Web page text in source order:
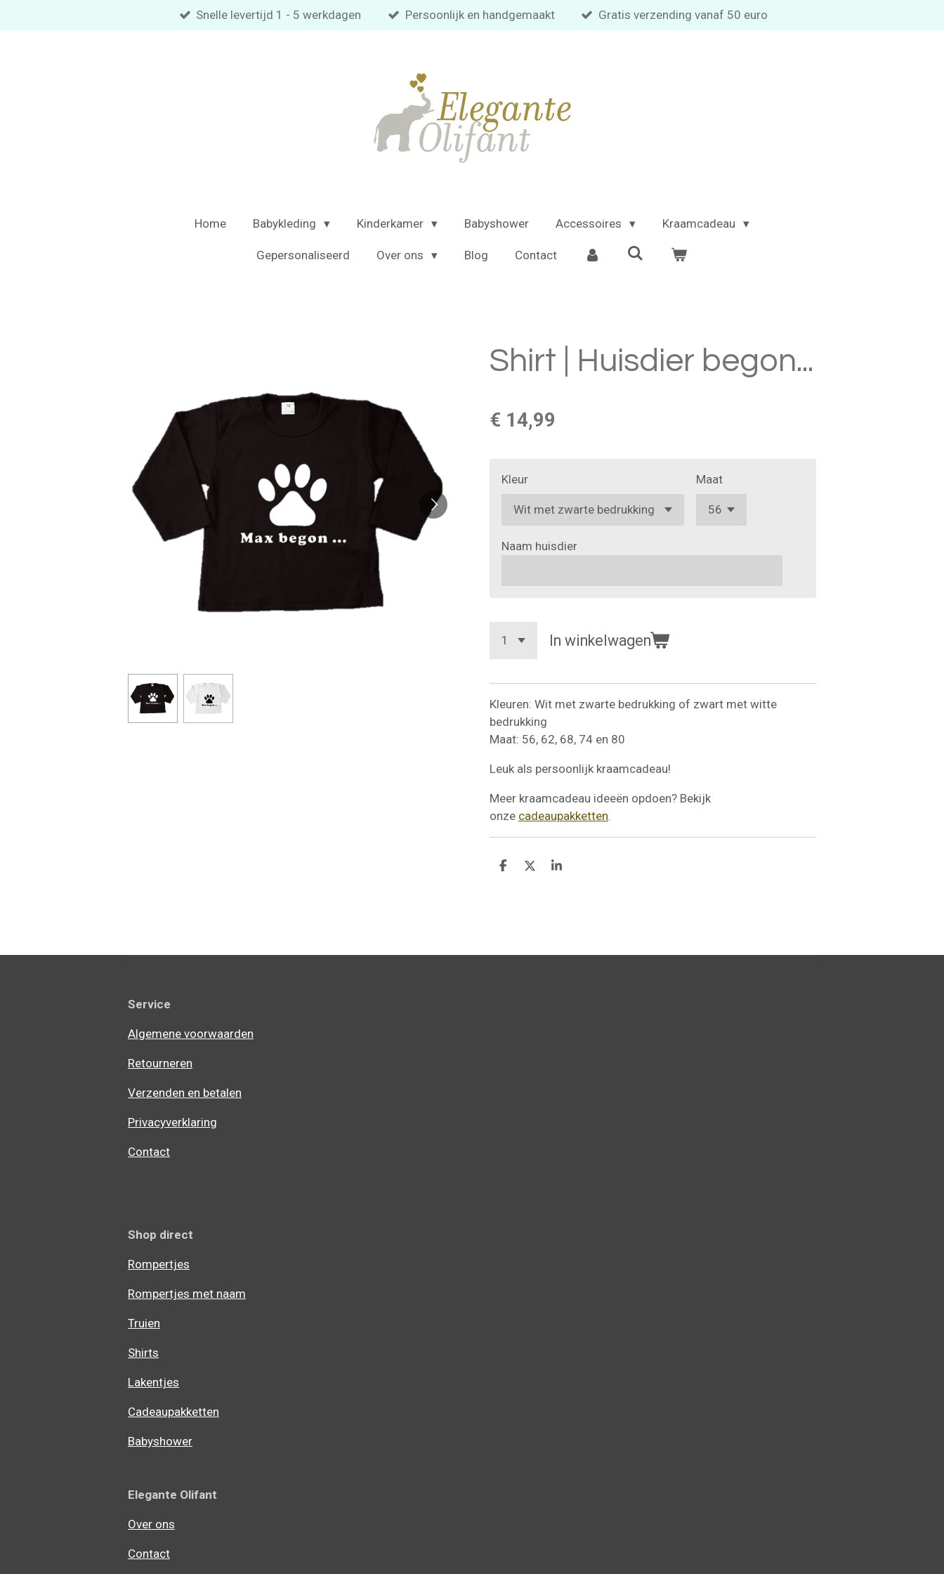
direct
Snelle levertijd 1 - 5 werkdagen Persoonlijk en handgemaakt Gratis verzending vanaf 50 euro
Home Babykleding Kinderkamer Babyshower Accessoires Kraamcadeau
Gepersonaliseerd Over ons Blog Contact
Shirt | Huisdier begon...
€ 14,99
Kleur Maat
Naam huisdier
In winkelwagen
Kleuren: Wit met zwarte bedrukking of zwart met witte
bedrukking
Maat: 56, 62, 68, 74 en 80
Leuk als persoonlijk kraamcadeau!
Meer kraamcadeau ideeën opdoen? Bekijk
onze cadeaupakketten.
D
D
S
Service
Algemene voorwaarden
Retourneren
Verzenden en betalen
Privacyverklaring
Contact
Shop direct
Rompertjes
Rompertjes met naam
Truien
Shirts
Lakentjes
Cadeaupakketten
Babyshower
Elegante Olifant
Over ons
Contact